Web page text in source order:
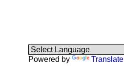
Powered by Translate